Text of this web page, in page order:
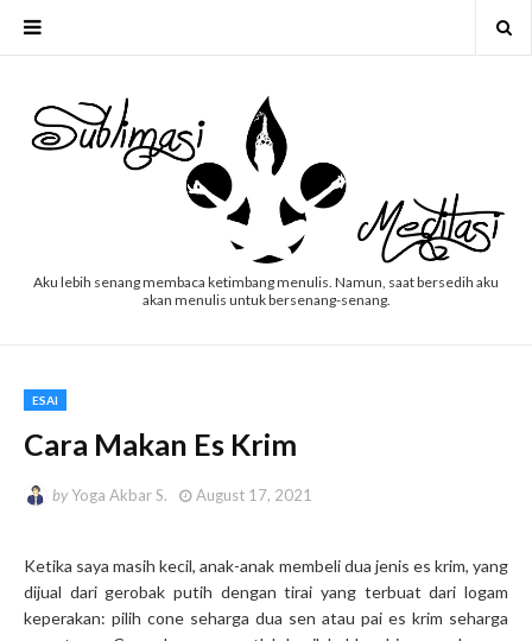
Aku lebih senang membaca ketimbang menulis. Namun, saat bersedih aku
akan menulis untuk bersenang-senang.
ESAI
Cara Makan Es Krim
byYoga Akbar S. August 17, 2021
Ketika saya masih kecil, anak-anak membeli dua jenis es krim, yang
dijual dari gerobak putih dengan tirai yang terbuat dari logam
keperakan: pilih cone seharga dua sen atau pai es krim seharga